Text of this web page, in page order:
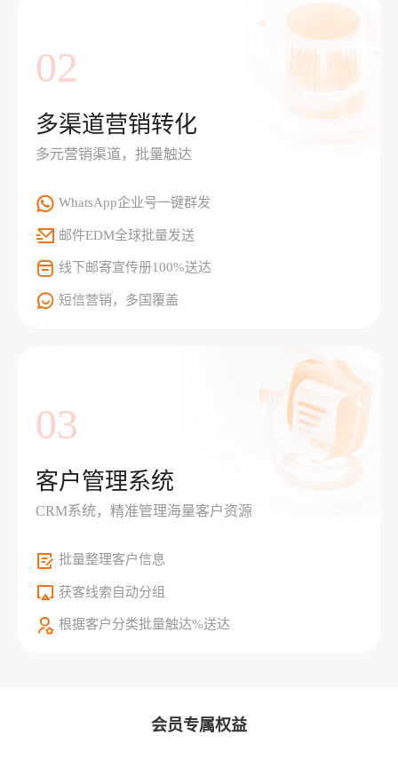
02
多渠道营销转化
多元营销渠道，批量触达
WhatsApp企业号一键群发
邮件EDM全球批量发送
线下邮寄宣传册100%送达
短信营销，多国覆盖
03
客户管理系统
CRM系统，精准管理海量客户资源
批量整理客户信息
获客线索自动分组
根据客户分类批量触达%送达
会员专属权益